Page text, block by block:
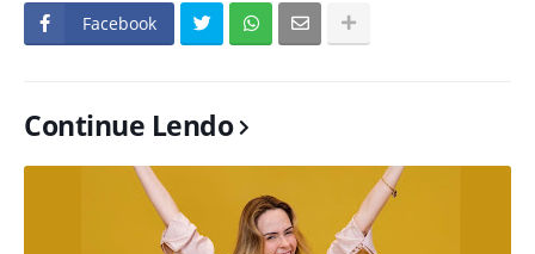
Facebook
Continue Lendo